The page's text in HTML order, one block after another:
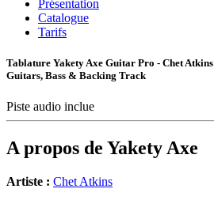
Présentation
Catalogue
Tarifs
Tablature Yakety Axe Guitar Pro - Chet Atkins
Guitars, Bass & Backing Track
Piste audio inclue
A propos de Yakety Axe
Artiste : Chet Atkins